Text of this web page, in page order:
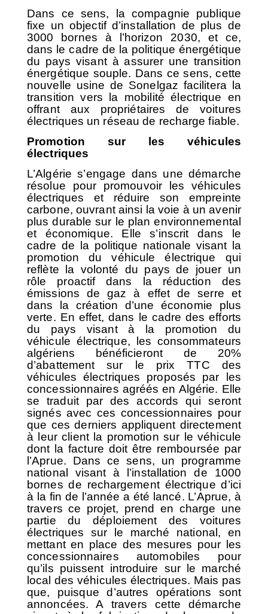
Dans ce sens, la compagnie publique
fixe un objectif d’installation de plus de
3000 bornes à l’horizon 2030, et ce,
dans le cadre de la politique énergétique
du pays visant à assurer une transition
énergétique souple. Dans ce sens, cette
nouvelle usine de Sonelgaz facilitera la
transition vers la mobilité électrique en
offrant aux propriétaires de voitures
électriques un réseau de recharge fiable.
Promotion sur les véhicules
électriques
L’Algérie s’engage dans une démarche
résolue pour promouvoir les véhicules
électriques et réduire son empreinte
carbone, ouvrant ainsi la voie à un avenir
plus durable sur le plan environnemental
et économique. Elle s’inscrit dans le
cadre de la politique nationale visant la
promotion du véhicule électrique qui
reflète la volonté du pays de jouer un
rôle proactif dans la réduction des
émissions de gaz à effet de serre et
dans la création d’une économie plus
verte. En effet, dans le cadre des efforts
du pays visant à la promotion du
véhicule électrique, les consommateurs
algériens bénéficieront de 20%
d’abattement sur le prix TTC des
véhicules électriques proposés par les
concessionnaires agréés en Algérie. Elle
se traduit par des accords qui seront
signés avec ces concessionnaires pour
que ces derniers appliquent directement
à leur client la promotion sur le véhicule
dont la facture doit être remboursée par
l’Aprue. Dans ce sens, un programme
national visant à l’installation de 1000
bornes de rechargement électrique d’ici
à la fin de l’année a été lancé. L’Aprue, à
travers ce projet, prend en charge une
partie du déploiement des voitures
électriques sur le marché national, en
mettant en place des mesures pour les
concessionnaires automobiles pour
qu’ils puissent introduire sur le marché
local des véhicules électriques. Mais pas
que, puisque d’autres opérations sont
annoncées. A travers cette démarche